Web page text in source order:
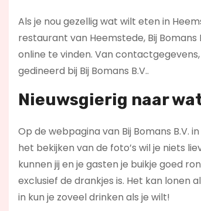
Als je nou gezellig wat wilt eten in
restaurant van Heemstede, Bij Bomans
online te vinden. Van
gedineerd bij Bij Bomans B.V..
Nieuwsgierig naar
Op de webpagina van Bij Bomans B.V.
het bekijken van de foto’s wil je niets
kunnen jij en je gasten je buikje goed
exclusief de drankjes is. Het kan lonen
in kun je zoveel drinken als je wilt!